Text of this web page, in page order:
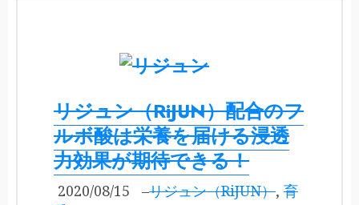
リジュン（RiJUN）配合のフ
ルボ酸は栄養を届ける浸透
力効果が期待できる！
2020/08/15 –リジュン（RiJUN）, 育